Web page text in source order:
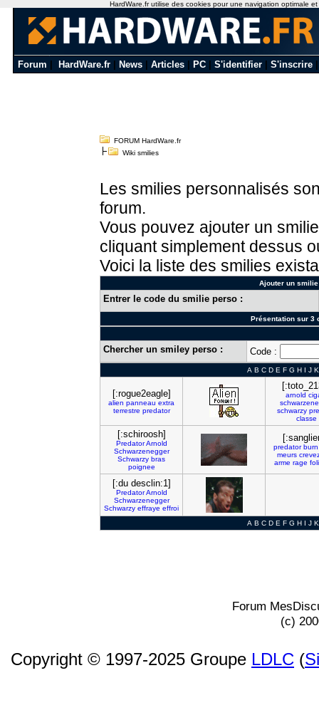
Forum HardWare.fr News Articles PC S'identifier S'inscrire
FORUM HardWare.fr
Wiki smilies
Les smilies personnalisés
forum.
Vous pouvez ajouter un
cliquant simplement dessus
Voici la liste des smilies
Ajouter un
Entrer le code du smilie perso :
Présentation sur 3
Chercher un smiley perso : Code :
A B C D E F G H I J K
[:rogue2eagle]
alien panneau extra
terrestre predator
arnold
schwarzy
classe
[:schiroosh]
Predator Arnold
Schwarzenegger
Schwarzy bras
poignee
predator burn
meurs
arme rage
[:du desclin:1]
Predator Arnold
Schwarzenegger
Schwarzy effraye effroi
A B C D E F G H I J K
Forum
(c)
Copyright © 1997-2025 Groupe LDLC (
HardWare.fr utilise des cookies pour une navigation optimale